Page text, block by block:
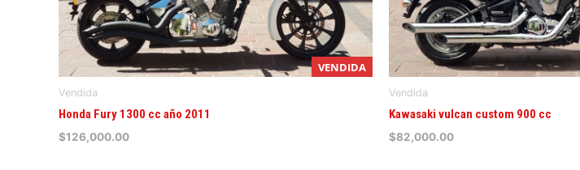
VENDIDA
Vendida
Honda Fury 1300 cc año 2011
$126,000.00
Vendida
Kawasaki vulcan custom 900 cc
$82,000.00